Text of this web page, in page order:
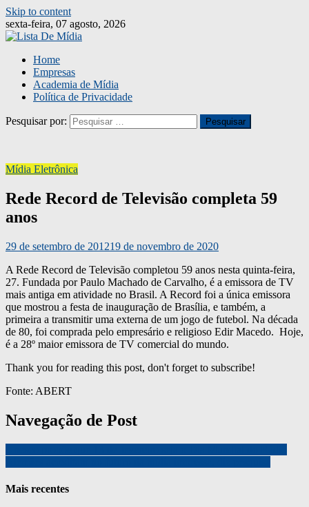
Skip to content
sexta-feira, 07 agosto, 2026
Home
Empresas
Academia de Mídia
Política de Privacidade
Pesquisar por:
Mídia Eletrônica
Rede Record de Televisão completa 59
anos
29 de setembro de 201219 de novembro de 2020
A Rede Record de Televisão completou 59 anos nesta quinta-feira,
27. Fundada por Paulo Machado de Carvalho, é a emissora de TV
mais antiga em atividade no Brasil. A Record foi a única emissora
que mostrou a festa de inauguração de Brasília, e também, a
primeira a transmitir uma externa de um jogo de futebol. Na década
de 80, foi comprada pelo empresário e religioso Edir Macedo. Hoje,
é a 28º maior emissora de TV comercial do mundo.
Thank you for reading this post, don't forget to subscribe!
Fonte: ABERT
Navegação de Post
Mais recentes